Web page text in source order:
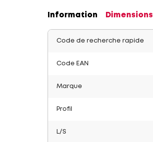
Information Dimensions
Code de recherche rapide
Code EAN
Marque
Profil
L/S